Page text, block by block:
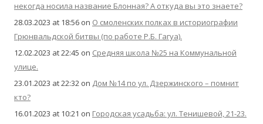
некогда носила название Блонная? А откуда вы это знаете?
28.03.2023 at 18:56 on О смоленских полках в историографии
Грюнвальдской битвы (по работе Р.Б. Гагуа).
12.02.2023 at 22:45 on Средняя школа №25 на Коммунальной
улице.
23.01.2023 at 22:32 on Дом №14 по ул. Дзержинского – помнит
кто?
16.01.2023 at 10:21 on Городская усадьба: ул. Тенишевой, 21-23.